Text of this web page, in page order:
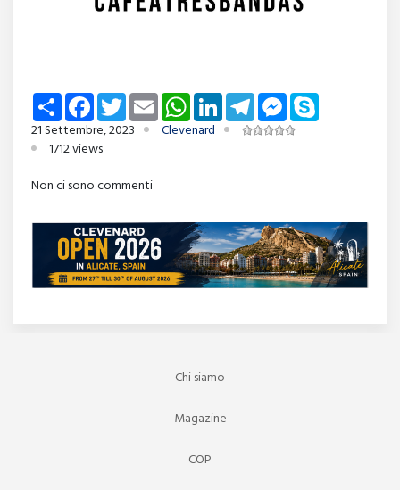
Share FacebookTwitterEmail WhatsAppLinkedInTelegramMessenger
21 Settembre, 2023
Clevenard
1712 views
Non ci sono commenti
Chi siamo
Magazine
COP